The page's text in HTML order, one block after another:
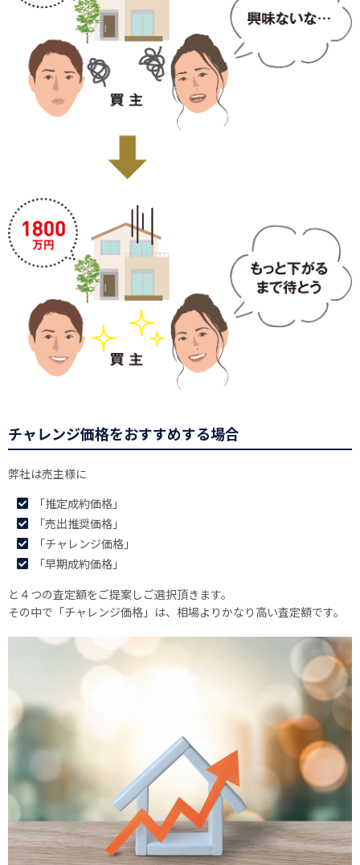
チャレンジ価格をおすすめする場合
弊社は売主様に
「推定成約価格」
「売出推奨価格」
「チャレンジ価格」
「早期成約価格」
と４つの査定額をご提案しご選択頂きます。
その中で「チャレンジ価格」は、相場よりかなり高い査定額です。